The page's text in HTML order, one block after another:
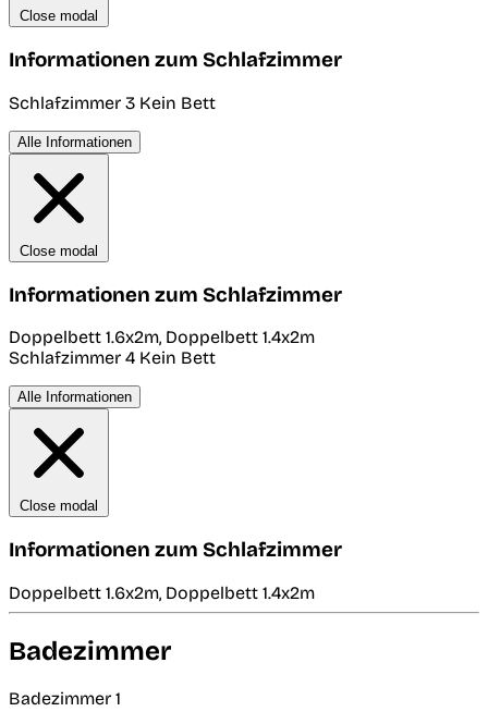
Close modal
Informationen zum Schlafzimmer
Schlafzimmer 3 Kein Bett
Alle Informationen
Close modal
Informationen zum Schlafzimmer
Doppelbett 1.6x2m, Doppelbett 1.4x2m
Schlafzimmer 4 Kein Bett
Alle Informationen
Close modal
Informationen zum Schlafzimmer
Doppelbett 1.6x2m, Doppelbett 1.4x2m
Badezimmer
Badezimmer 1